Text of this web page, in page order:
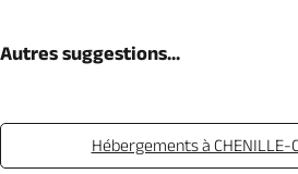
Autres suggestions...
Hébergements à CHENILLE-